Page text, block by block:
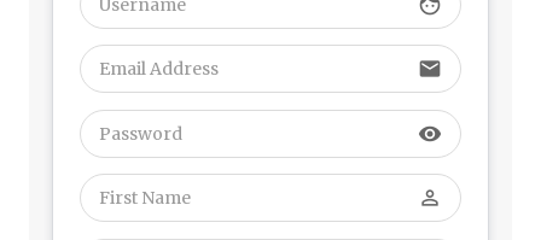
email
visibility
perm_identity